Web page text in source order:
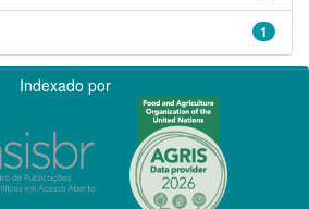
1
Indexado por